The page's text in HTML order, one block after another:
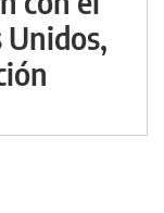
Unidos,